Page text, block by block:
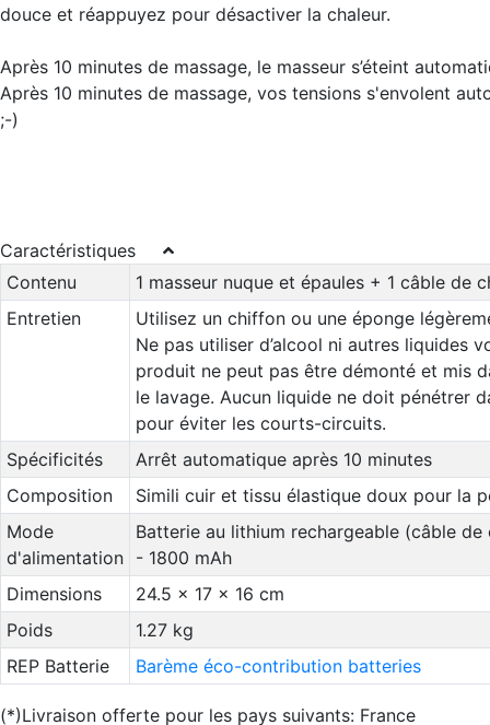
douce et réappuyez pour désactiver la chaleur.
Après 10 minutes de massage, le masseur s’éteint
Après 10 minutes de massage, vos tensions s'envolent
;-)
Caractéristiques
Contenu
1 masseur nuque et épaules + 1 câble de
Entretien
Utilisez un chiffon ou une éponge
Ne pas utiliser d’alcool ni autres liquides
produit ne peut pas être démonté et mis
le lavage. Aucun liquide ne doit pénétrer
pour éviter les courts-circuits.
Spécificités
Arrêt automatique après 10 minutes
Composition
Simili cuir et tissu élastique doux pour la
Mode
d'alimentation
Batterie au lithium rechargeable (câble
- 1800 mAh
Dimensions
24.5 x 17 x 16 cm
Poids
1.27 kg
REP Batterie
Barème éco-contribution batteries
(*)Livraison offerte pour les pays suivants: France